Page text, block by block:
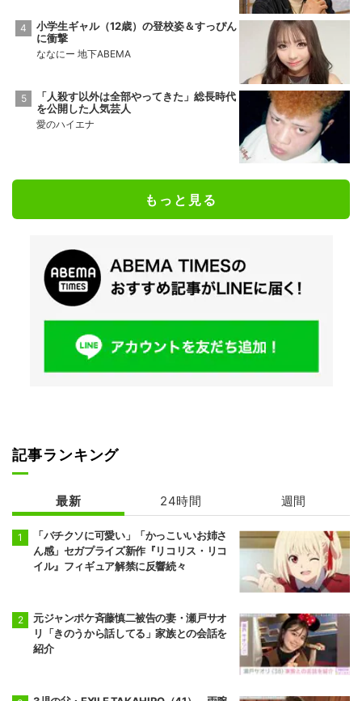
小学生ギャル（12歳）の登校姿＆すっぴん
に衝撃
ななにー 地下ABEMA
「人殺す以外は全部やってきた」総長時代
を公開した人気芸人
愛のハイエナ
もっと見る
記事ランキング
最新 24時間 週間
「バチクソに可愛い」「かっこいいお姉さ
ん感」セガプライズ新作『リコリス・リコ
イル』フィギュア解禁に反響続々
元ジャンポケ斉藤慎二被告の妻・瀬戸サオ
リ「きのうから話してる」家族との会話を
紹介